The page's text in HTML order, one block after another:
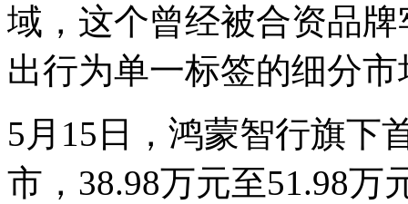
域，这个曾经被合资品
出行为单一标签的细分
5月15日，鸿蒙智行旗下
市，38.98万元至51.98